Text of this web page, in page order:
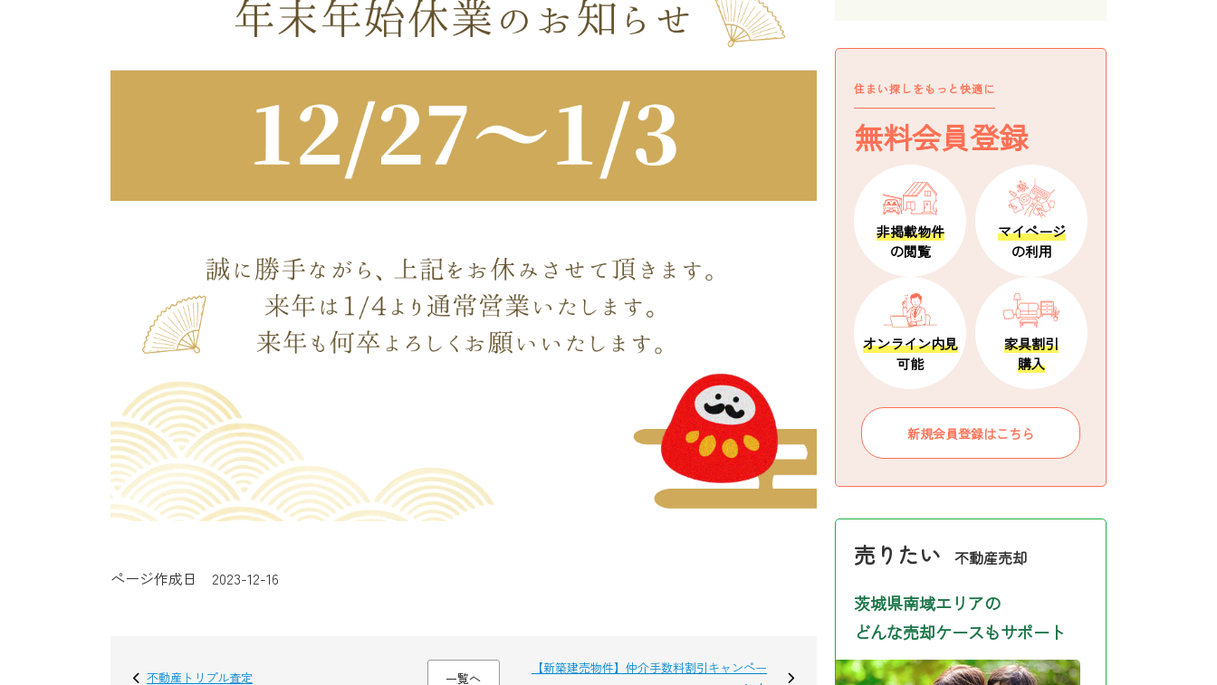
ページ作成日 2023-12-16
不動産トリプル査定 一覧へ
【新築建売物件】仲介手数料割引キャンペー
住まい探しをもっと快適に
無料会員登録
非掲載物件
の閲覧
マイページ
の利用
オンライン内見
可能
家具割引
購入
新規会員登録はこちら
売りたい 不動産売却
茨城県南域エリアの
どんな売却ケースもサポート